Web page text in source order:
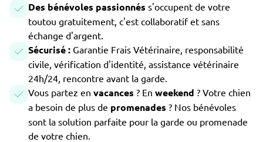
Des bénévoles passionnés s'occupent de votre
toutou gratuitement, c'est collaboratif et sans
échange d'argent.
Sécurisé : Garantie Frais Vétérinaire, responsabilité
civile, vérification d'identité, assistance vétérinaire
24h/24, rencontre avant la garde.
Vous partez en vacances ? En weekend ? Votre chien
a besoin de plus de promenades ? Nos bénévoles
sont la solution parfaite pour la garde ou promenade
de votre chien.